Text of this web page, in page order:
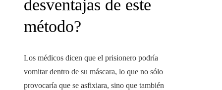
desventajas de este
método?
Los médicos dicen que el prisionero podría
vomitar dentro de su máscara, lo que no sólo
provocaría que se asfixiara, sino que también